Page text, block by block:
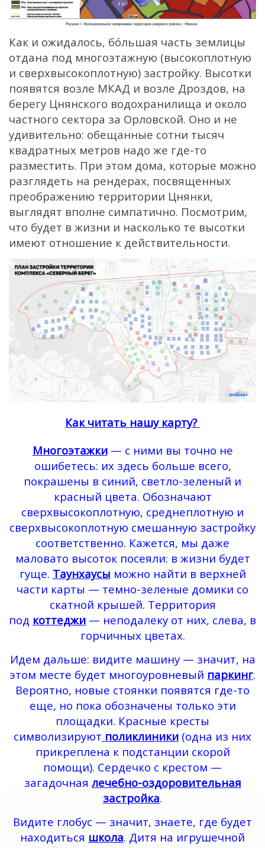
Как и ожидалось, бóльшая часть землицы
отдана под многоэтажную (высокоплотную
и сверхвысокоплотную) застройку. Высотки
появятся возле МКАД и возле Дроздов, на
берегу Цнянского водохранилища и около
частного сектора за Орловской. Оно и не
удивительно: обещанные сотни тысяч
квадратных метров надо же где-то
разместить. При этом дома, которые можно
разглядеть на рендерах, посвященных
преображению территории Цнянки,
выглядят вполне симпатично. Посмотрим,
что будет в жизни и насколько те высотки
имеют отношение к действительности.
Как читать нашу карту?
Многоэтажки— с ними вы точно не
ошибетесь: их здесь больше всего,
покрашены в синий, светло-зеленый и
красный цвета. Обозначают
сверхвысокоплотную, среднеплотную и
сверхвысокоплотную смешанную застройку
соответственно. Кажется, мы даже
маловато высоток посеяли: в жизни будет
гуще. Таунхаусы можно найти в верхней
части карты — темно-зеленые домики со
скатной крышей. Территория
под коттеджи — неподалеку от них, слева, в
горчичных цветах.
Идем дальше: видите машину — значит, на
этом месте будет многоуровневый паркинг.
Вероятно, новые стоянки появятся где-то
еще, но пока обозначены только эти
площадки. Красные кресты
символизируют поликлиники (одна из них
прикреплена к подстанции скорой
помощи). Сердечко с крестом —
загадочная лечебно-оздоровительная
застройка.
Видите глобус — значит, знаете, где будет
находиться школа. Дитя на игрушечной